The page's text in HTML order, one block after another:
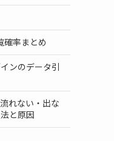
確率まとめ
ンのデータ引
れない・出な
と原因